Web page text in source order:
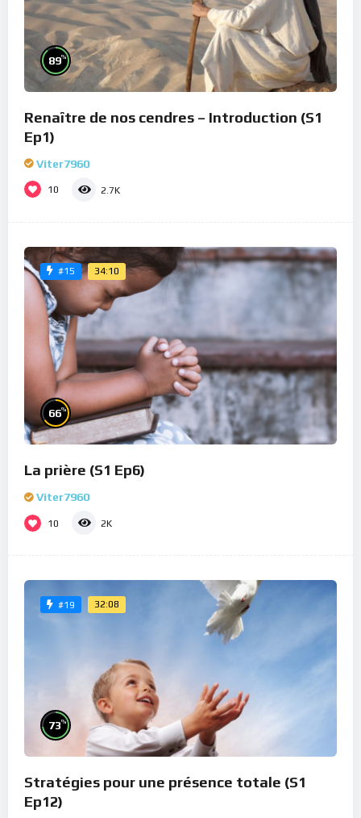
89%
Renaître de nos cendres – Introduction (S1
Ep1)
Viter7960
10 2.7K
#15 34:10
66%
La prière (S1 Ep6)
Viter7960
10 2K
#19 32:08
73%
Stratégies pour une présence totale (S1
Ep12)